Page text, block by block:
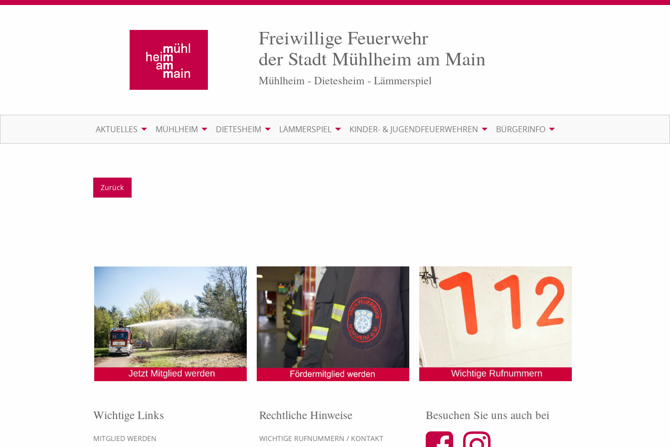
Freiwillige Feuerwehr
der Stadt Mühlheim am Main
Mühlheim - Dietesheim - Lämmerspiel
AKTUELLES MÜHLHEIM DIETESHEIM LÄMMERSPIEL KINDER- & JUGENDFEUERWEHREN BÜRGERINFO
Zurück
Wichtige Links
MITGLIED WERDEN
Rechtliche Hinweise
WICHTIGE RUFNUMMERN / KONTAKT
Besuchen Sie uns auch bei